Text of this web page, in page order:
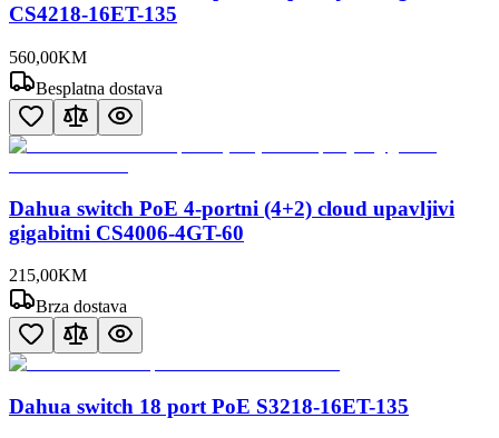
CS4218-16ET-135
560,00KM
Besplatna dostava
Dahua switch PoE 4-portni (4+2) cloud upavljivi
gigabitni CS4006-4GT-60
215,00KM
Brza dostava
Dahua switch 18 port PoE S3218-16ET-135